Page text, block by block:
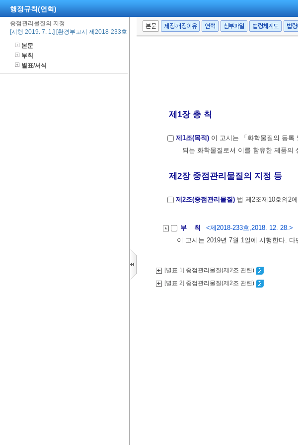
행정규칙(연혁)
중점관리물질의 지정
[시행 2019. 7. 1.] [환경부고시 제2018-233호, 2018. 12. 28., 제정]
본문
부칙
별표/서식
본문 제정·개정이유 연혁 첨부파일 법령체계도 법
제1장 총 칙
제1조(목적) 이 고시는 「화학물질의 등록
되는 화학물질로서 이를 함유한 제품의
제2장 중점관리물질의 지정 등
제2조(중점관리물질) 법 제2조제10호의2
부 칙
<제2018-233호,2018. 12. 28.>
이 고시는 2019년 7월 1일에 시행한다.
[별표 1] 중점관리물질(제2조 관련)
[별표 2] 중점관리물질(제2조 관련)